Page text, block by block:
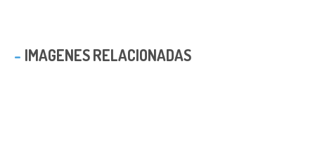
IMAGENES RELACIONADAS